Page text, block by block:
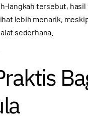
langkah tersebut,
lebih menarik,
sederhana.